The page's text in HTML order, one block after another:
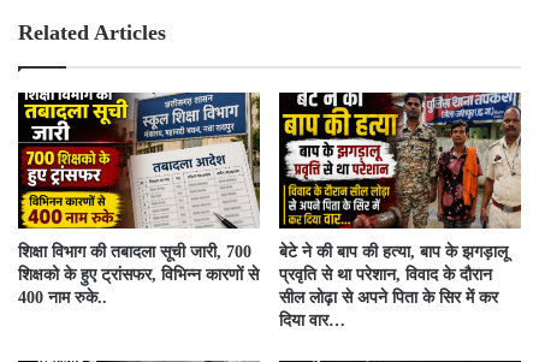
Related Articles
शिक्षा विभाग की तबादला सूची जारी, 700
शिक्षको के हुए ट्रांसफर, विभिन्न कारणों से
400 नाम रुके..
बेटे ने की बाप की हत्या, बाप के झगड़ालू
प्रवृति से था परेशान, विवाद के दौरान
सील लोढ़ा से अपने पिता के सिर में कर
दिया वार…